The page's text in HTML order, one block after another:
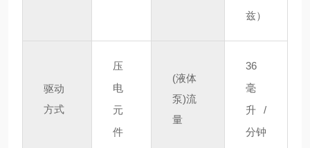
兹）
驱动
方式
压
电
元
件
(液体
泵)流
量
36
毫
升 /
分钟